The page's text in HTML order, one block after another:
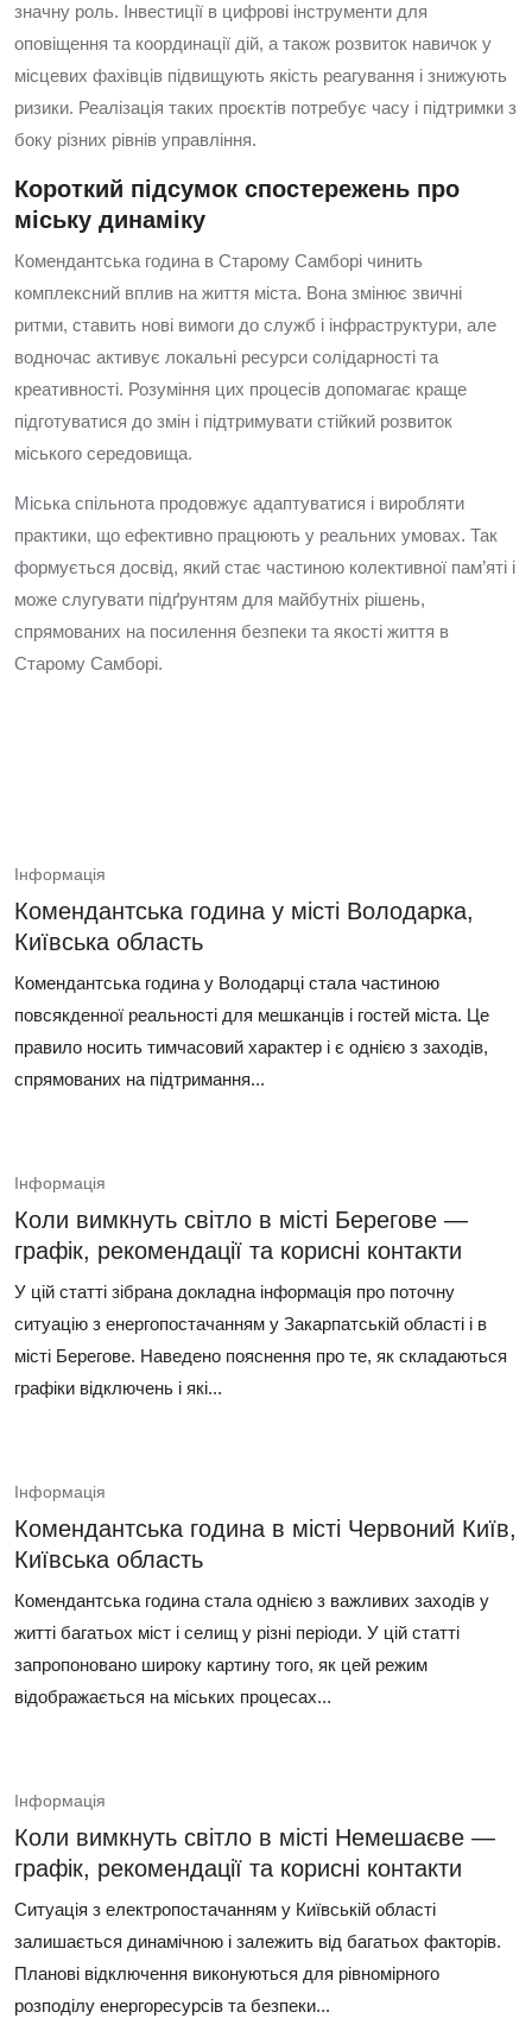
значну роль. Інвестиції в цифрові інструменти для
оповіщення та координації дій, а також розвиток навичок у
місцевих фахівців підвищують якість реагування і знижують
ризики. Реалізація таких проєктів потребує часу і підтримки з
боку різних рівнів управління.
Короткий підсумок спостережень про
міську динаміку
Комендантська година в Старому Самборі чинить
комплексний вплив на життя міста. Вона змінює звичні
ритми, ставить нові вимоги до служб і інфраструктури, але
водночас активує локальні ресурси солідарності та
креативності. Розуміння цих процесів допомагає краще
підготуватися до змін і підтримувати стійкий розвиток
міського середовища.
Міська спільнота продовжує адаптуватися і виробляти
практики, що ефективно працюють у реальних умовах. Так
формується досвід, який стає частиною колективної пам’яті і
може слугувати підґрунтям для майбутніх рішень,
спрямованих на посилення безпеки та якості життя в
Старому Самборі.
Інформація
Комендантська година у місті Володарка,
Київська область
Комендантська година у Володарці стала частиною
повсякденної реальності для мешканців і гостей міста. Це
правило носить тимчасовий характер і є однією з заходів,
спрямованих на підтримання...
Інформація
Коли вимкнуть світло в місті Берегове —
графік, рекомендації та корисні контакти
У цій статті зібрана докладна інформація про поточну
ситуацію з енергопостачанням у Закарпатській області і в
місті Берегове. Наведено пояснення про те, як складаються
графіки відключень і які...
Інформація
Комендантська година в місті Червоний Київ,
Київська область
Комендантська година стала однією з важливих заходів у
житті багатьох міст і селищ у різні періоди. У цій статті
запропоновано широку картину того, як цей режим
відображається на міських процесах...
Інформація
Коли вимкнуть світло в місті Немешаєве —
графік, рекомендації та корисні контакти
Ситуація з електропостачанням у Київській області
залишається динамічною і залежить від багатьох факторів.
Планові відключення виконуються для рівномірного
розподілу енергоресурсів та безпеки...